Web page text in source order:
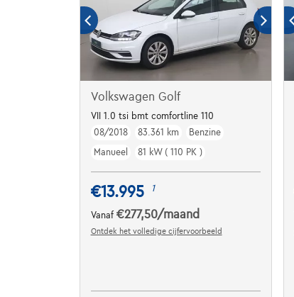
Volkswagen Golf
VII 1.0 tsi bmt comfortline 110
08/2018
83.361 km
Benzine
Manueel
81 kW ( 110 PK )
€13.995 1
Vanaf €277,50/maand
Ontdek het volledige cijfervoorbeeld